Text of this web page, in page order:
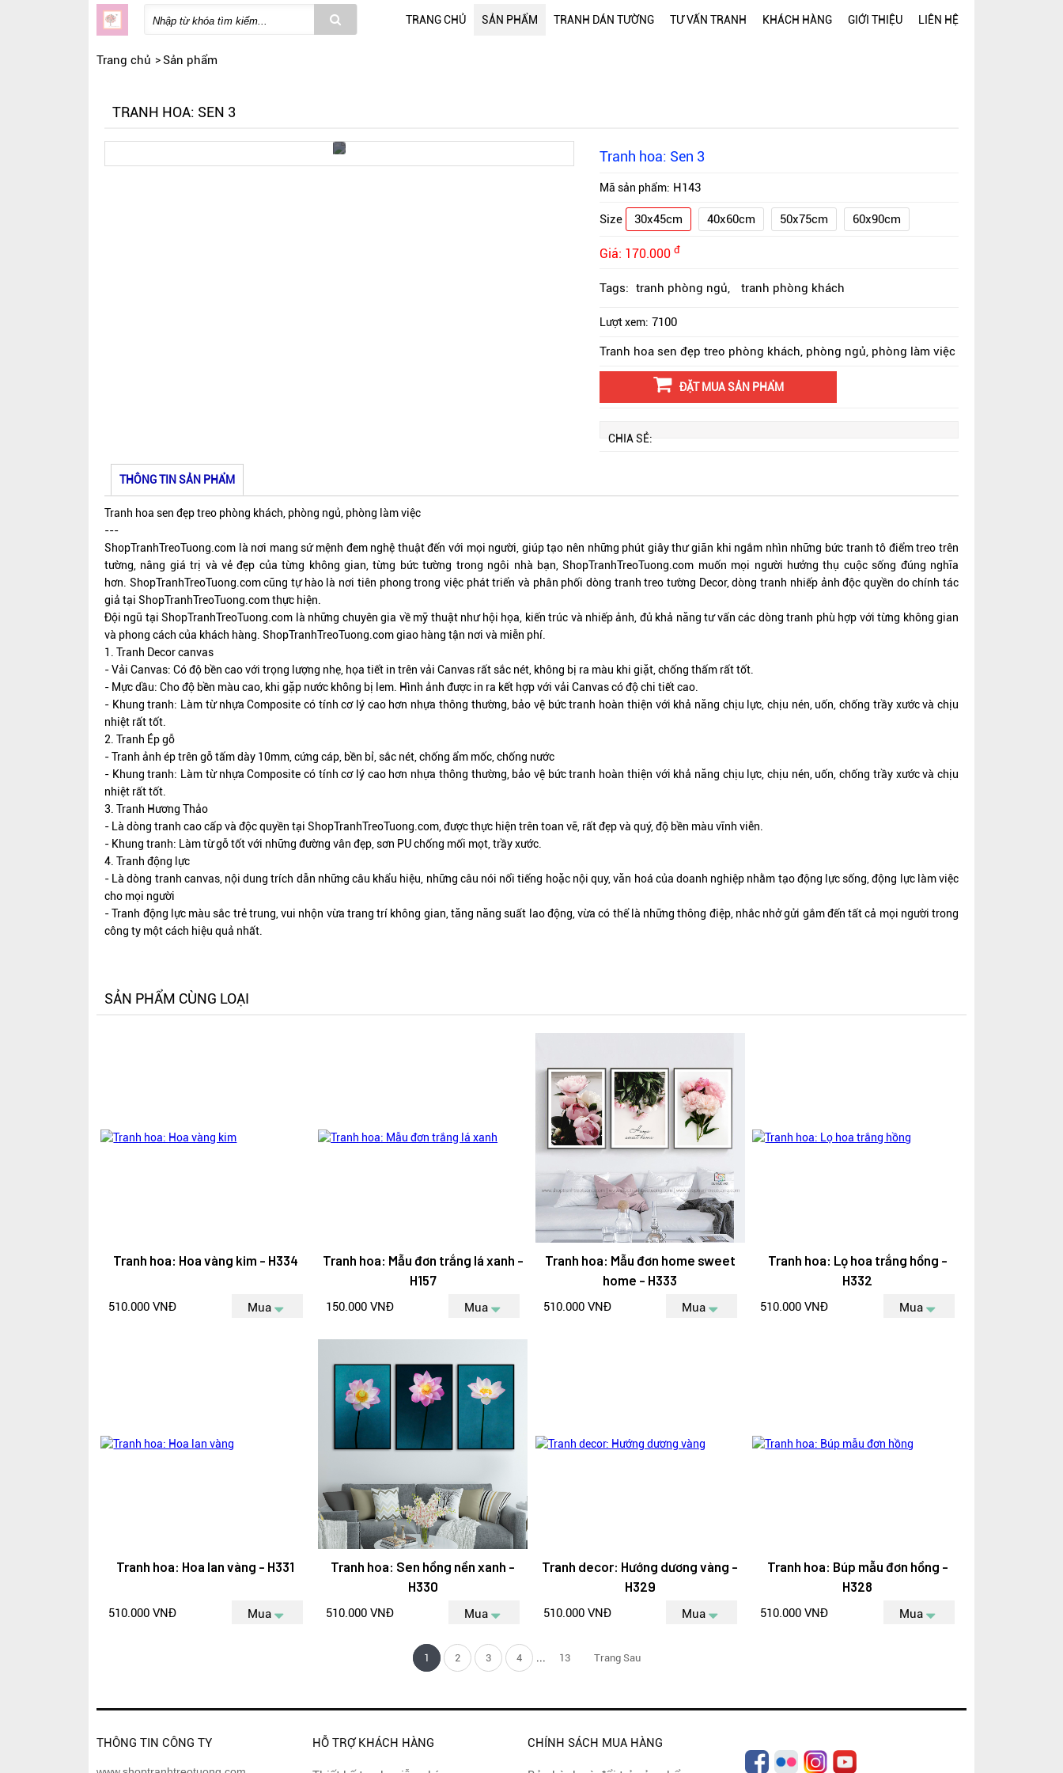
TRANG CHỦ SẢN PHẨM TRANH DÁN TƯỜNG TƯ VẤN TRANH KHÁCH HÀNG GIỚI THIỆU LIÊN HỆ
Trang chủ Sản phẩm
TRANH HOA: SEN 3
Tranh hoa: Sen 3
Mã sản phẩm: H143
Size 30x45cm 40x60cm 50x75cm 60x90cm
Giá: 170.000đ
Tags: tranh phòng ngủ, tranh phòng khách
Lượt xem: 7100
Tranh hoa sen đẹp treo phòng khách, phòng ngủ, phòng làm việc
ĐẶT MUA SẢN PHẨM
CHIA SẺ:
THÔNG TIN SẢN PHẨM
Tranh hoa sen đẹp treo phòng khách, phòng ngủ, phòng làm việc
---
ShopTranhTreoTuong.com là nơi mang sứ mệnh đem nghệ thuật đến với mọi người, giúp tạo nên những phút giây thư giãn khi ngắm nhìn những bức tranh tô điểm treo trên
tường, nâng giá trị và vẻ đẹp của từng không gian, từng bức tường trong ngôi nhà bạn,ShopTranhTreoTuong.com muốn mọi người hưởng thụ cuộc sống đúng nghĩa
hơn. ShopTranhTreoTuong.comcũng tự hào là nơi tiên phong trong việc phát triển và phân phối dòng tranh treo tường Decor, dòng tranh nhiếp ảnh độc quyền do chính tác
giả tại ShopTranhTreoTuong.comthực hiện.
Đội ngũ tạiShopTranhTreoTuong.com là những chuyên gia về mỹ thuật như hội họa, kiến trúc và nhiếp ảnh, đủ khả năng tư vấn các dòng tranh phù hợp với từng không gian
và phong cách của khách hàng. ShopTranhTreoTuong.comgiao hàng tận nơi và miễn phí.
1. Tranh Decor canvas
- Vải Canvas: Có độ bền cao với trọng lượng nhẹ, họa tiết in trên vải Canvas rất sắc nét, không bị ra màu khi giặt, chống thấm rất tốt.
- Mực dầu: Cho độ bền màu cao, khi gặp nước không bị lem. Hình ảnh được in ra kết hợp với vải Canvas có độ chi tiết cao.
- Khung tranh: Làm từ nhựa Composite có tính cơ lý cao hơn nhựa thông thường, bảo vệ bức tranh hoàn thiện với khả năng chịu lực, chịu nén, uốn, chống trầy xước và chịu
nhiệt rất tốt.
2. Tranh Ép gỗ
- Tranh ảnh ép trên gỗ tấm dày 10mm, cứng cáp, bền bỉ, sắc nét, chống ẩm mốc, chống nước
- Khung tranh: Làm từ nhựa Composite có tính cơ lý cao hơn nhựa thông thường, bảo vệ bức tranh hoàn thiện với khả năng chịu lực, chịu nén, uốn, chống trầy xước và chịu
nhiệt rất tốt.
3. Tranh Hương Thảo
- Là dòng tranh cao cấp và độc quyền tại ShopTranhTreoTuong.com, được thực hiện trên toan vẽ, rất đẹp và quý, độ bền màu vĩnh viễn.
- Khung tranh: Làm từ gỗ tốt với những đường vân đẹp, sơn PU chống mối mọt, trầy xước.
4. Tranh động lực
- Là dòng tranh canvas, nội dung trích dẫn những câu khẩu hiệu, những câu nói nổi tiếng hoặc nội quy, văn hoá của doanh nghiệp nhằm tạo động lực sống, động lực làm việc
cho mọi người
- Tranh động lực màu sắc trẻ trung, vui nhộn vừa trang trí không gian, tăng năng suất lao động, vừa có thể là những thông điệp, nhắc nhở gửi gắm đến tất cả mọi người trong
công ty một cách hiệu quả nhất.
SẢN PHẨM CÙNG LOẠI
Tranh hoa: Hoa vàng kim - H334
510.000 VNĐ Mua
Tranh hoa: Mẫu đơn trắng lá xanh -
H157
150.000 VNĐ Mua
Tranh hoa: Mẫu đơn home sweet
home - H333
510.000 VNĐ Mua
Tranh hoa: Lọ hoa trắng hồng -
H332
510.000 VNĐ Mua
Tranh hoa: Hoa lan vàng - H331
510.000 VNĐ Mua
Tranh hoa: Sen hồng nền xanh -
H330
510.000 VNĐ Mua
Tranh decor: Hướng dương vàng -
H329
510.000 VNĐ Mua
Tranh hoa: Búp mẫu đơn hồng -
H328
510.000 VNĐ Mua
1 2 3 4 ... 13 Trang Sau
THÔNG TIN CÔNG TY HỖ TRỢ KHÁCH HÀNG CHÍNH SÁCH MUA HÀNG